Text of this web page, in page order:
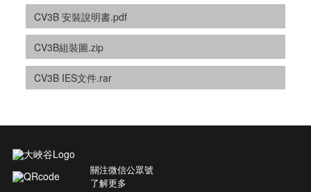
CV3B 安裝說明書.pdf
CV3B組裝圖.zip
CV3B IES文件.rar
關注微信公眾號
了解更多